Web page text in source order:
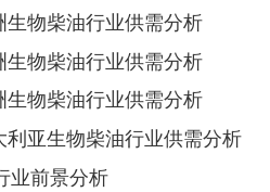
物柴油行业供需分析
物柴油行业供需分析
物柴油行业供需分析
亚生物柴油行业供需分析
业前景分析